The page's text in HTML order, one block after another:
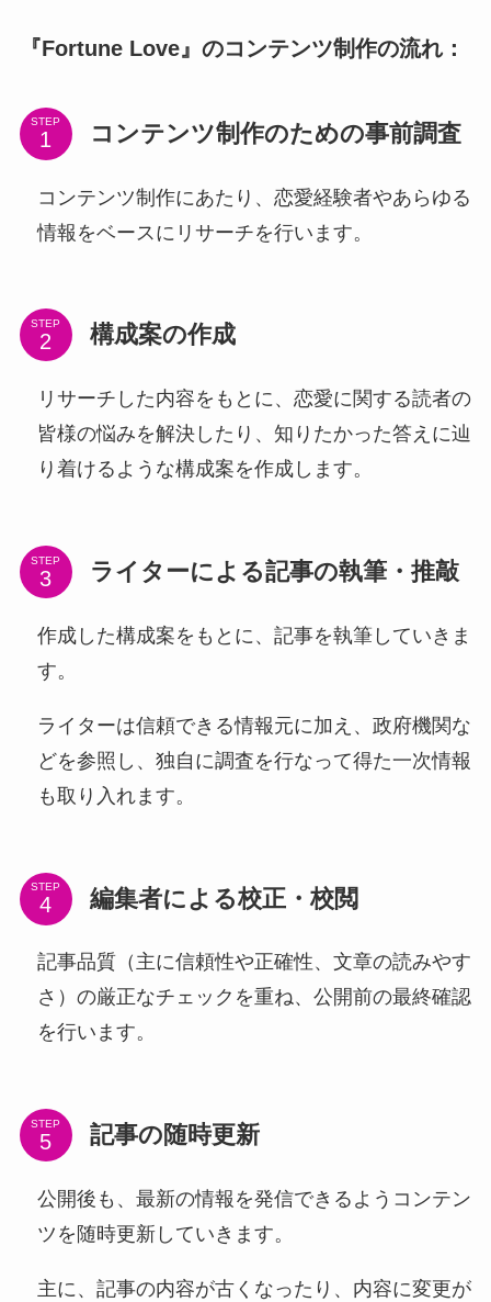
『Fortune Love』のコンテンツ制作の流れ：
STEP コンテンツ制作のための事前調査
コンテンツ制作にあたり、恋愛経験者やあらゆる
情報をベースにリサーチを行います。
STEP 構成案の作成
リサーチした内容をもとに、恋愛に関する読者の
皆様の悩みを解決したり、知りたかった答えに辿
り着けるような構成案を作成します。
STEP ライターによる記事の執筆・推敲
作成した構成案をもとに、記事を執筆していきま
す。
ライターは信頼できる情報元に加え、政府機関な
どを参照し、独自に調査を行なって得た一次情報
も取り入れます。
STEP 編集者による校正・校閲
記事品質（主に信頼性や正確性、文章の読みやす
さ）の厳正なチェックを重ね、公開前の最終確認
を行います。
STEP 記事の随時更新
公開後も、最新の情報を発信できるようコンテン
ツを随時更新していきます。
主に、記事の内容が古くなったり、内容に変更が